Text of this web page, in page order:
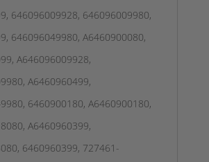
646096009928, 646096009980,
646096049980, A6460900080,
A646096009928,
A6460960499,
6460900180, A6460900180,
A6460960399,
6460960399, 727461-